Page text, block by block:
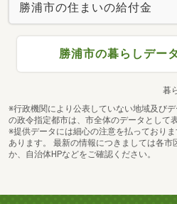
勝浦市の住まいの給付金
勝浦市の暮らしデー
暮
※行政機関により公表していない地域及び
の政令指定都市は、市全体のデータとして
※提供データには細心の注意を払っており
あります。 最新の情報につきましては各市
か、自治体HPなどをご確認ください。